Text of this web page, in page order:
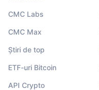
CMC Labs
CMC Max
Știri de top
ETF-uri Bitcoin
API Crypto